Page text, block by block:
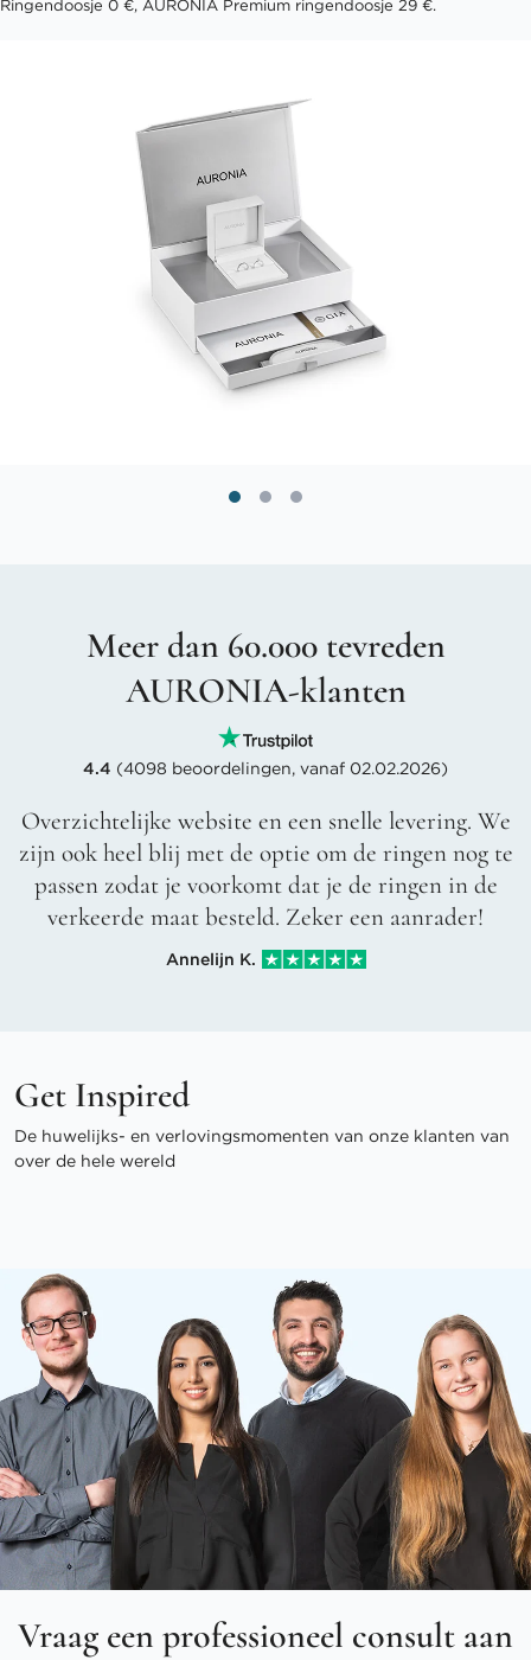
Ringendoosje 0 €, AURONIA Premium ringendoosje 29 €.
Meer dan 60.000 tevreden
AURONIA-klanten
4.4 (4098 beoordelingen, vanaf 02.02.2026)
Overzichtelijke website en een snelle levering. We
zijn ook heel blij met de optie om de ringen nog te
passen zodat je voorkomt dat je de ringen in de
verkeerde maat besteld. Zeker een aanrader!
Annelijn K.
Get Inspired
De huwelijks- en verlovingsmomenten van onze klanten van
over de hele wereld
Vraag een professioneel consult aan